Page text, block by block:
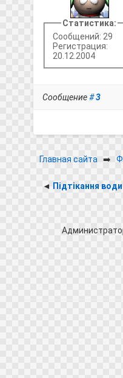
Статистика:
Сообщений: 29
Регистрация:
20.12.2004
Сообщение#3
Главная сайта ➡️
◄ Підтікання води